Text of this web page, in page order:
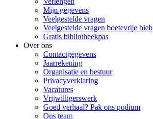
Mijn gegevens
Veelgestelde vragen
Veelgestelde vragen boetevrije bieb
Gratis bibliotheekpas
Over ons
Contactgegevens
Jaarrekening
Organisatie en bestuur
Privacyverklaring
Vacatures
Vrijwilligerswerk
Goed verhaal? Pak ons podium
Ons team